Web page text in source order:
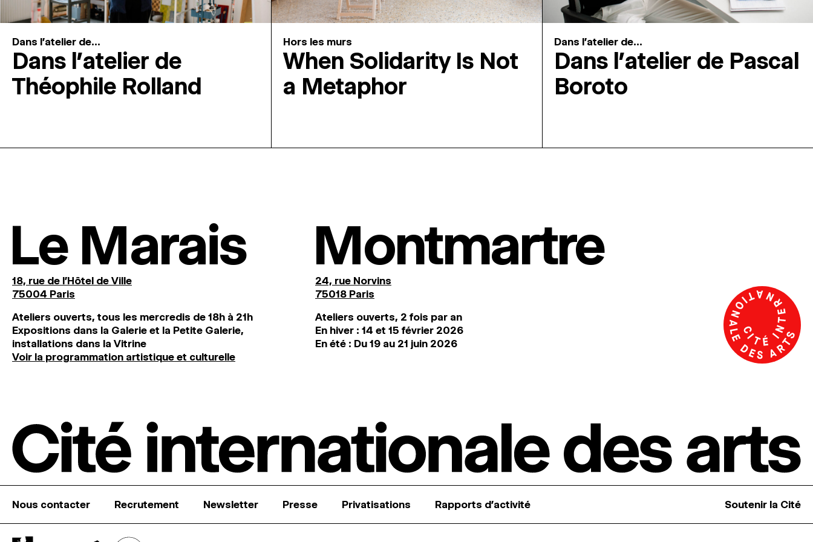
Dans l'atelier de...
Dans l’atelier de
Théophile Rolland
Hors les murs
When Solidarity Is Not
a Metaphor
Dans l'atelier de...
Dans l’atelier de Pascal
Boroto
Le Marais
18, rue de l'Hôtel de Ville
75004 Paris
Ateliers ouverts, tous les mercredis de 18h à 21h
Expositions dans la Galerie et la Petite Galerie,
installations dans la Vitrine
Voir la programmation artistique et culturelle
Montmartre
24, rue Norvins
75018 Paris
Ateliers ouverts, 2 fois par an
En hiver : 14 et 15 février 2026
En été : Du 19 au 21 juin 2026
Nous contacter Recrutement Newsletter Presse Privatisations Rapports d’activité Soutenir la Cité